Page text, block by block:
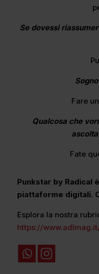
Se dovessi
Fare
Qualcosa che
Fate
Punkstar by Radical
piattaforme digitali.
Esplora la nostra
https://